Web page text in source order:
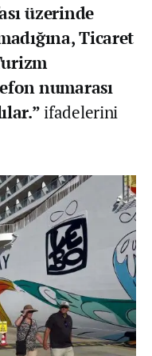
üzerinde
Ticaret
numarası
ifadelerini